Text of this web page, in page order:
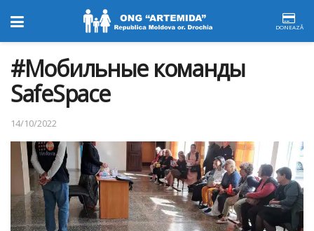
DONEAZĂ
#Мобильные команды
SafeSpace
14/10/2022